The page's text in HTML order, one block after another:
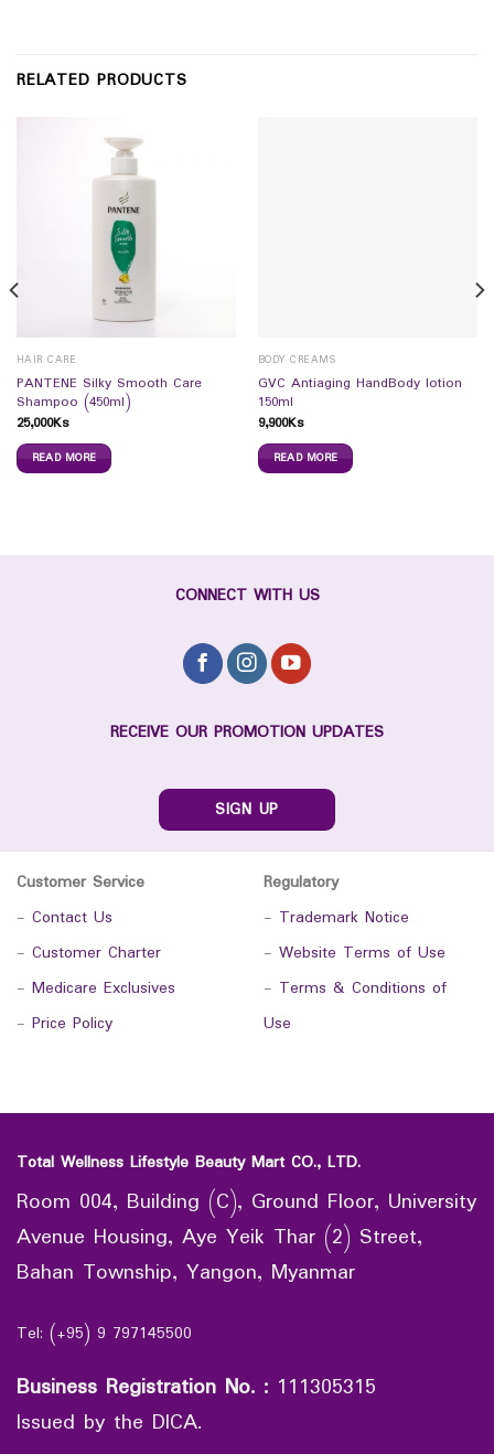
RELATED PRODUCTS
HAIR CARE
PANTENE Silky Smooth Care
Shampoo (450ml)
25,000Ks
READ MORE
BODY CREAMS
GVC Antiaging HandBody lotion
150ml
9,900Ks
READ MORE
CONNECT WITH US
RECEIVE OUR PROMOTION UPDATES
SIGN UP
Customer Service
- Contact Us
- Customer Charter
- Medicare Exclusives
- Price Policy
Regulatory
- Trademark Notice
- Website Terms of Use
- Terms & Conditions of
Use
Total Wellness Lifestyle Beauty Mart CO., LTD.
Room 004, Building (C), Ground Floor, University
Avenue Housing, Aye Yeik Thar (2) Street,
Bahan Township, Yangon, Myanmar
Tel: (+95) 9 797145500
Business Registration No. : 111305315
Issued by the DICA.